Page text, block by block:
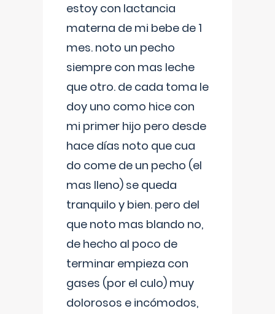
estoy con lactancia
materna de mi bebe de 1
mes. noto un pecho
siempre con mas leche
que otro. de cada toma le
doy uno como hice con
mi primer hijo pero desde
hace días noto que cua
do come de un pecho (el
mas lleno) se queda
tranquilo y bien. pero del
que noto mas blando no,
de hecho al poco de
terminar empieza con
gases (por el culo) muy
dolorosos e incómodos,